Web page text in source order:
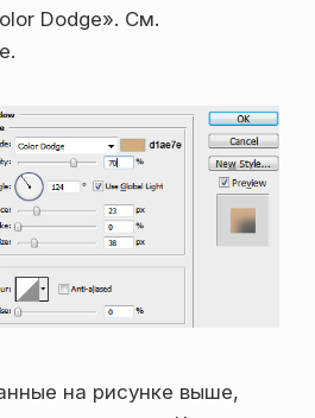
Dodge». См.
на рисунке выше,